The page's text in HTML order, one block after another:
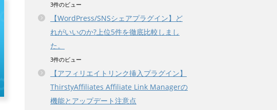
ら
選
3件のビュー
【WordPress/SNSシェアプラグイン】ど
れがいいのか?上位5件を徹底比較しまし
た。
3件のビュー
【アフィリエイトリンク挿入プラグイン】
ThirstyAffiliates Affiliate Link Managerの
機能とアップデート注意点